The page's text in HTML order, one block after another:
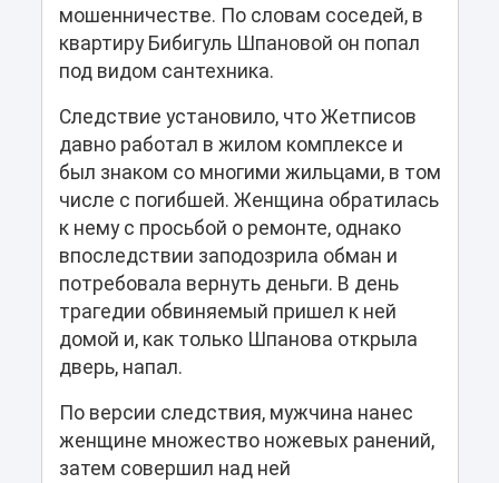
мошенничестве. По словам соседей, в
квартиру Бибигуль Шпановой он попал
под видом сантехника.
Следствие установило, что Жетписов
давно работал в жилом комплексе и
был знаком со многими жильцами, в том
числе с погибшей. Женщина обратилась
к нему с просьбой о ремонте, однако
впоследствии заподозрила обман и
потребовала вернуть деньги. В день
трагедии обвиняемый пришел к ней
домой и, как только Шпанова открыла
дверь, напал.
По версии следствия, мужчина нанес
женщине множество ножевых ранений,
затем совершил над ней